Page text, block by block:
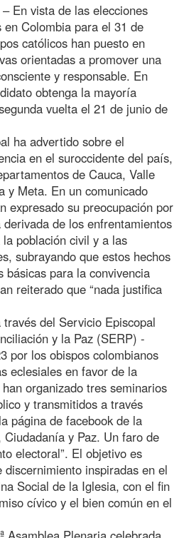
En vista de las elecciones
Colombia para el 31 de
católicos han puesto en
orientadas a promover una
y responsable. En
obtenga la mayoría
vuelta el 21 de junio de
ha advertido sobre el
en el suroccidente del país,
de Cauca, Valle
y Meta. En un comunicado
expresado su preocupación por
de los enfrentamientos
población civil y a las
subrayando que estos hechos
básicas para la convivencia
reiterado que “nada justifica
del Servicio Episcopal
y la Paz (SERP) -
por los obispos colombianos
eclesiales en favor de la
organizado tres seminarios
y transmitidos a través
página de facebook de la
y Paz. Un faro de
electoral”. El objetivo es
inspiradas en el
Social de la Iglesia, con el fin
cívico y el bien común en el